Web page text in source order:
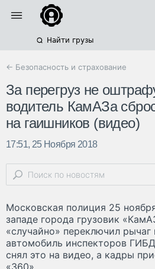
Найти грузы
← Безопасность и страхование
За перегруз не
водитель КамАЗа
на гаишников (видео)
17:51, 25 Ноября 2018
Московская полиция 25
западе города грузовик
«случайно» переключил рычаг
автомобиль инспекторов
снял это на видео, а кадры